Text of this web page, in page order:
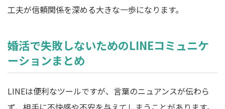
工夫が信頼関係を深める大きな一歩になります。
婚活で失敗しないためのLINEコミュニケ
ーションまとめ
LINEは便利なツールですが、言葉のニュアンスが伝わら